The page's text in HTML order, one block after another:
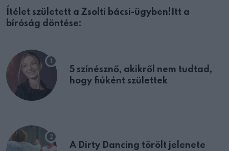
Ítélet született a Zsolti bácsi-ügyben!Itt a
bíróság döntése:
5 színésznő, akikről nem tudtad,
hogy fiúként születtek
A Dirty Dancing törölt jelenete